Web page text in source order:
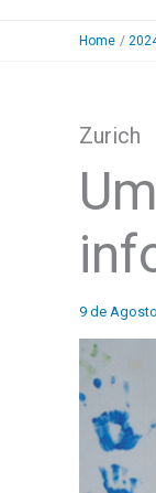
Home
Zurich
9 de